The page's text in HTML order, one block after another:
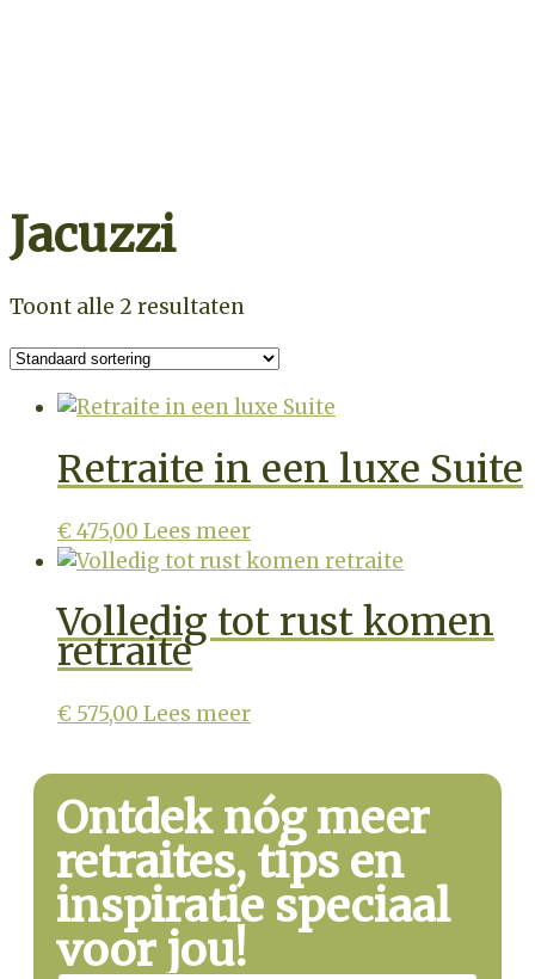
Jacuzzi
Toont alle 2 resultaten
Retraite in een luxe Suite
€ 475,00 Lees meer
Volledig tot rust komen
retraite
€ 575,00 Lees meer
Ontdek nóg meer
retraites, tips en
inspiratie speciaal
voor jou!